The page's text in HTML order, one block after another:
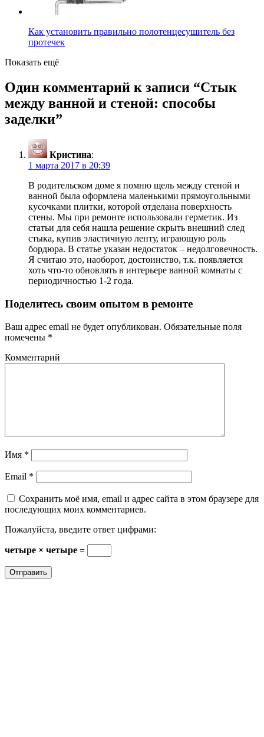
Как установить правильно полотенцесушитель без
протечек
Показать ещё
Один комментарий к записи “Стык
между ванной и стеной: способы
заделки”
Кристина:
1 марта 2017 в 20:39
В родительском доме я помню щель между стеной и
ванной была оформлена маленькими прямоугольными
кусочками плитки, которой отделана поверхность
стены. Мы при ремонте использовали герметик. Из
статьи для себя нашла решение скрыть внешний след
стыка, купив эластичную ленту, играющую роль
бордюра. В статье указан недостаток – недолговечность.
Я считаю это, наоборот, достоинство, т.к. появляется
хоть что-то обновлять в интерьере ванной комнаты с
периодичностью 1-2 года.
Поделитесь своим опытом в ремонте
Ваш адрес email не будет опубликован. Обязательные поля
помечены *
Комментарий
Имя *
Email *
Сохранить моё имя, email и адрес сайта в этом браузере для
последующих моих комментариев.
Пожалуйста, введите ответ цифрами:
четыре × четыре =